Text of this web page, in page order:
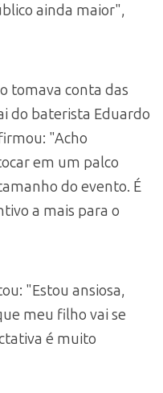
ainda maior",
tomava conta das
do baterista Eduardo
"Acho
em um palco
do evento. É
a mais para o
"Estou ansiosa,
meu filho vai se
é muito